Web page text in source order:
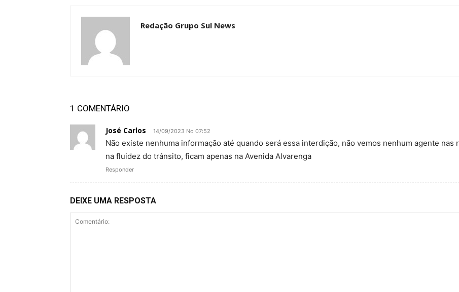
Redação Grupo Sul News
1 COMENTÁRIO
José Carlos 14/09/2023 No 07:52
Não existe nenhuma informação até quando será essa interdição, não vemos nenhum agente
na fluidez do trânsito, ficam apenas na Avenida Alvarenga
Responder
DEIXE UMA RESPOSTA